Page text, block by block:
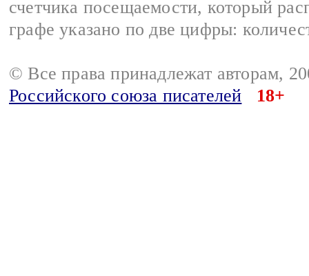
счетчика посещаемости, который
графе указано по две цифры:
© Все права принадлежат авторам,
Российского союза писателей
18+